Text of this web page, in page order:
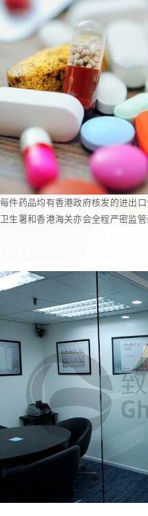
每件药品均有香港政府核发的进出
卫生署和香港海关亦会全程严密监管